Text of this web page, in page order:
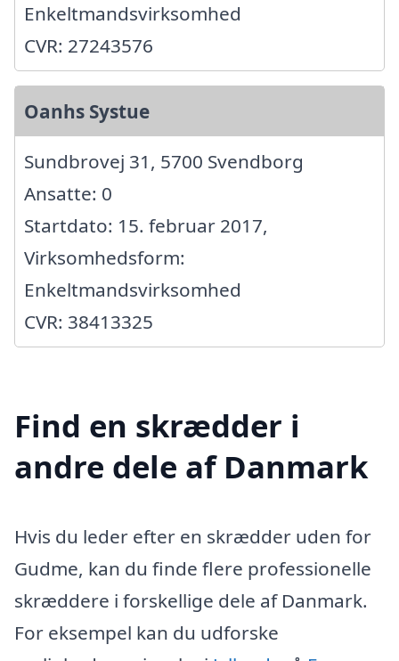
Enkeltmandsvirksomhed
CVR: 27243576
Oanhs Systue
Sundbrovej 31, 5700 Svendborg
Ansatte: 0
Startdato: 15. februar 2017,
Virksomhedsform:
Enkeltmandsvirksomhed
CVR: 38413325
Find en skrædder i
andre dele af Danmark
Hvis du leder efter en skrædder uden for
Gudme, kan du finde flere professionelle
skræddere i forskellige dele af Danmark.
For eksempel kan du udforske